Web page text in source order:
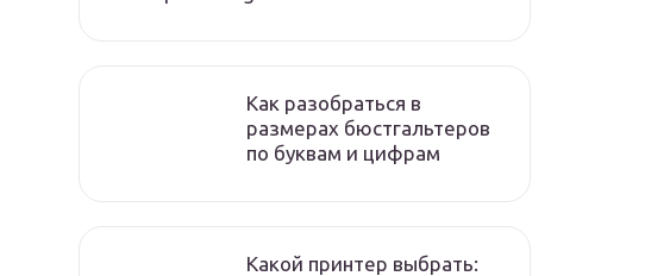
Как разобраться в
размерах бюстгальтеров
по буквам и цифрам
Какой принтер выбрать: